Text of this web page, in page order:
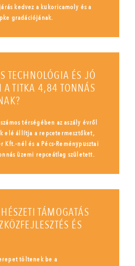
kedvez a kukoricamoly és a
gradációjának.
TECHNOLÓGIA ÉS JÓ
TITKA 4,84 TONNÁS
térségében az aszály évről
elé állítja a repcetermesztőket,
Kft.-nél és a Pécs-Reménypusztai
üzemi repceátlag született.
TÁMOGATÁS
ÉS
töltenek be a